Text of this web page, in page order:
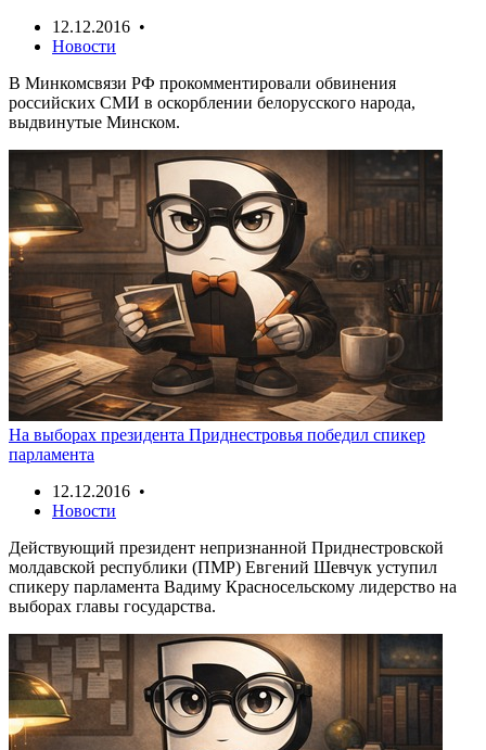
12.12.2016 •
Новости
В Минкомсвязи РФ прокомментировали обвинения
российских СМИ в оскорблении белорусского народа,
выдвинутые Минском.
На выборах президента Приднестровья победил спикер
парламента
12.12.2016 •
Новости
Действующий президент непризнанной Приднестровской
молдавской республики (ПМР) Евгений Шевчук уступил
спикеру парламента Вадиму Красносельскому лидерство на
выборах главы государства.